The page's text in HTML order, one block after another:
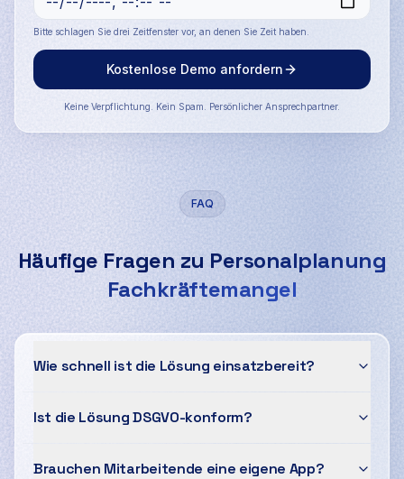
Bitte schlagen Sie drei Zeitfenster vor, an denen Sie Zeit haben.
Kostenlose Demo anfordern
Keine Verpflichtung. Kein Spam. Persönlicher Ansprechpartner.
FAQ
Häufige Fragen zuPersonalplanung
Fachkräftemangel
Wie schnell ist die Lösung einsatzbereit?
Ist die Lösung DSGVO-konform?
Brauchen Mitarbeitende eine eigene App?